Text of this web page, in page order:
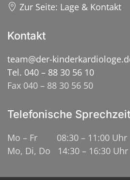
Zur Seite: Lage & Kontakt
Kontakt
team@der-
Tel. 040 – 88 30 56 10
Fax 040 – 88 30 56 50
Telefonische
Mo – Fr 08:30 – 11:00 Uhr
Mo, Di, Do 14:30 – 16:30 Uhr